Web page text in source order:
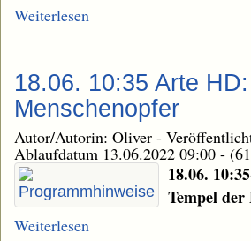
Weiterlesen
18.06. 10:35 Arte
Menschenopfer
Autor/Autorin: Oliver -
Ablaufdatum 13.06.2022 09:00 -
18.06.
Tempel der
Weiterlesen